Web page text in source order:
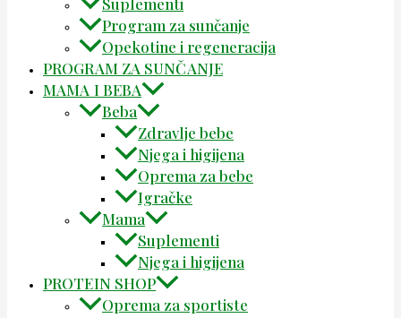
Suplementi
Program za sunčanje
Opekotine i regeneracija
PROGRAM ZA SUNČANJE
MAMA I BEBA
Beba
Zdravlje bebe
Njega i higijena
Oprema za bebe
Igračke
Mama
Suplementi
Njega i higijena
PROTEIN SHOP
Oprema za sportiste